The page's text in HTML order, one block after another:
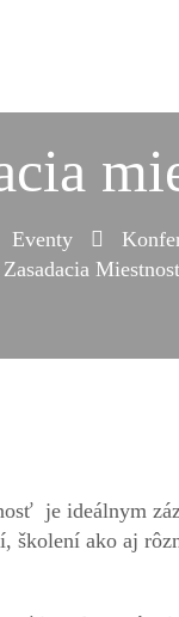
Eventy
Zasadacia
je ideálnym
školení ako aj